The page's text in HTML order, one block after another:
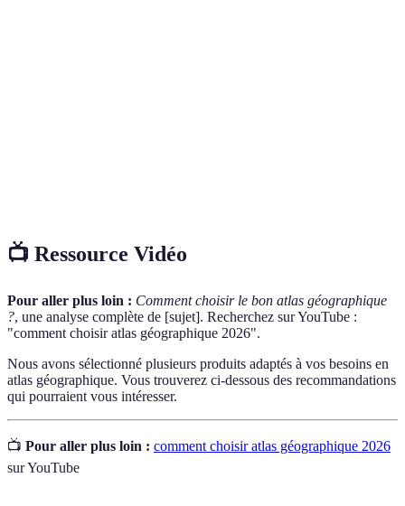
📺 Ressource Vidéo
Pour aller plus loin : Comment choisir le bon atlas géographique
?, une analyse complète de [sujet]. Recherchez sur YouTube :
"comment choisir atlas géographique 2026".
Nous avons sélectionné plusieurs produits adaptés à vos besoins en
atlas géographique. Vous trouverez ci-dessous des recommandations
qui pourraient vous intéresser.
📺 Pour aller plus loin : comment choisir atlas géographique 2026
sur YouTube